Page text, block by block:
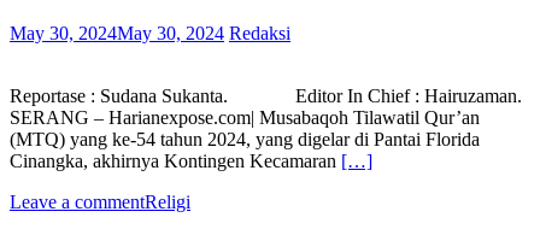
May 30, 2024May 30, 2024 Redaksi
Reportase : Sudana Sukanta. Editor In Chief : Hairuzaman.
SERANG – Harianexpose.com| Musabaqoh Tilawatil Qur’an
(MTQ) yang ke-54 tahun 2024, yang digelar di Pantai Florida
Cinangka, akhirnya Kontingen Kecamaran […]
Leave a commentReligi